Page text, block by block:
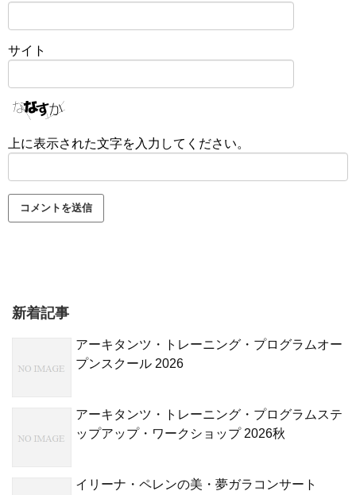
サイト
上に表示された文字を入力してください。
新着記事
アーキタンツ・トレーニング・プログラムオー
プンスクール 2026
アーキタンツ・トレーニング・プログラムステ
ップアップ・ワークショップ 2026秋
イリーナ・ペレンの美・夢ガラコンサート